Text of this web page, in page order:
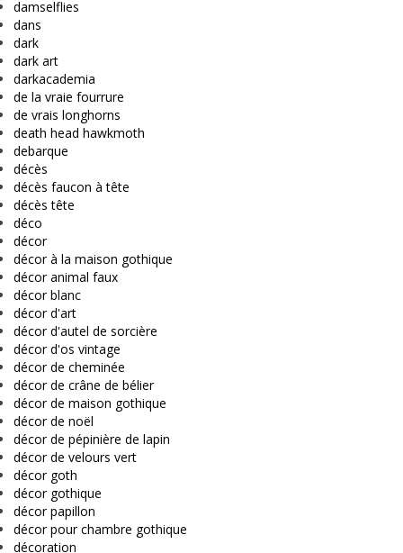
damselflies
dans
dark
dark art
darkacademia
de la vraie fourrure
de vrais longhorns
death head hawkmoth
debarque
décès
décès faucon à tête
décès tête
déco
décor
décor à la maison gothique
décor animal faux
décor blanc
décor d'art
décor d'autel de sorcière
décor d'os vintage
décor de cheminée
décor de crâne de bélier
décor de maison gothique
décor de noël
décor de pépinière de lapin
décor de velours vert
décor goth
décor gothique
décor papillon
décor pour chambre gothique
décoration